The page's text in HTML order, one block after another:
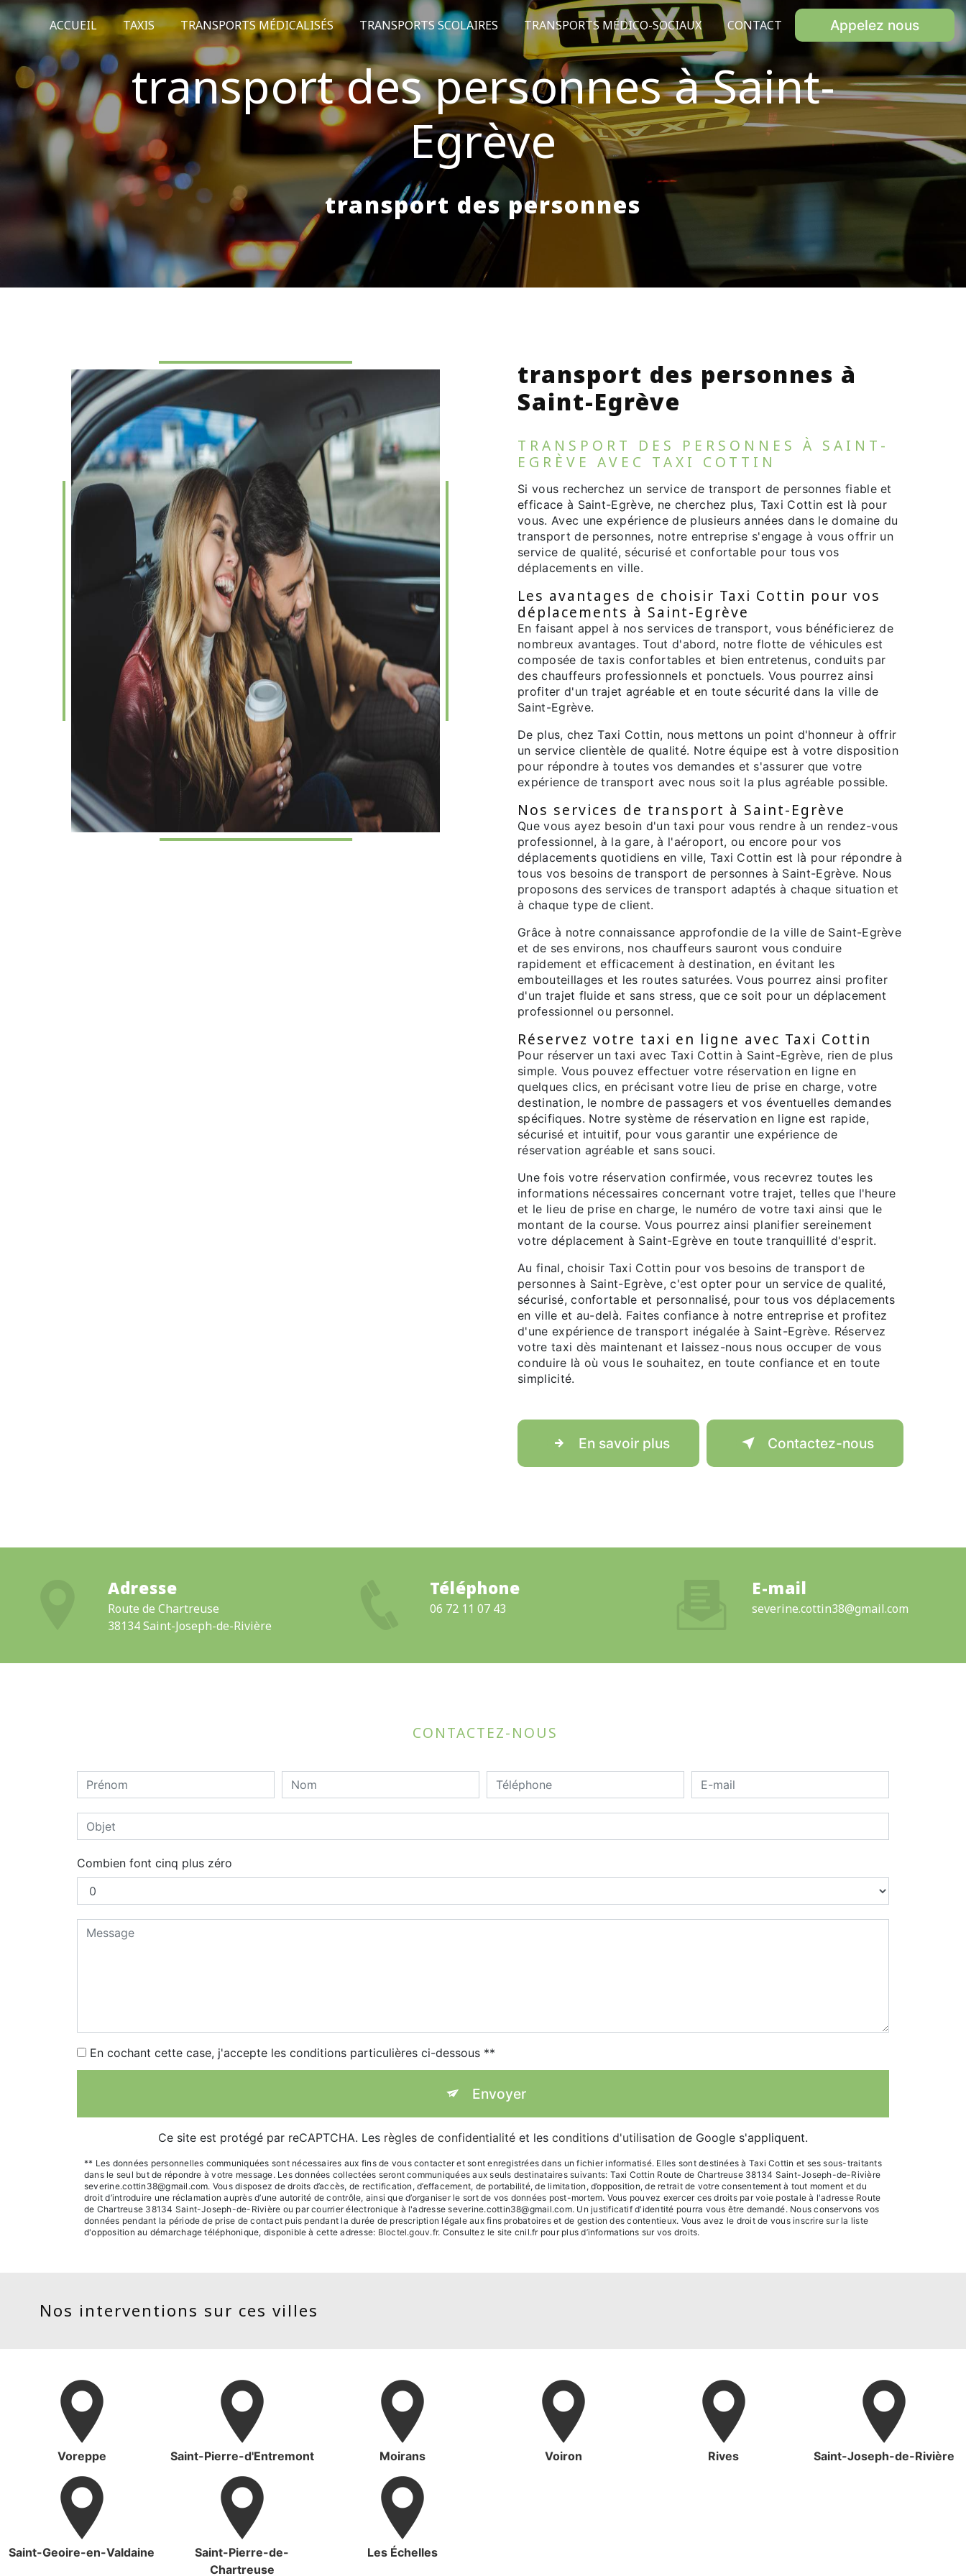
ACCUEIL TAXIS TRANSPORTS MÉDICALISÉS TRANSPORTS SCOLAIRES TRANSPORTS MÉDICO-SOCIAUX CONTACT Appelez nous
transport des personnes à Saint-
Egrève
transport des personnes
transport des personnes à
Saint-Egrève
TRANSPORT DES PERSONNES À SAINT-
EGRÈVE AVEC TAXI COTTIN
Si vous recherchez un service de transport de personnes fiable et
efficace à Saint-Egrève, ne cherchez plus, Taxi Cottin est là pour
vous. Avec une expérience de plusieurs années dans le domaine du
transport de personnes, notre entreprise s'engage à vous offrir un
service de qualité, sécurisé et confortable pour tous vos
déplacements en ville.
Les avantages de choisir Taxi Cottin pour vos
déplacements à Saint-Egrève
En faisant appel à nos services de transport, vous bénéficierez de
nombreux avantages. Tout d'abord, notre flotte de véhicules est
composée de taxis confortables et bien entretenus, conduits par
des chauffeurs professionnels et ponctuels. Vous pourrez ainsi
profiter d'un trajet agréable et en toute sécurité dans la ville de
Saint-Egrève.
De plus, chez Taxi Cottin, nous mettons un point d'honneur à offrir
un service clientèle de qualité. Notre équipe est à votre disposition
pour répondre à toutes vos demandes et s'assurer que votre
expérience de transport avec nous soit la plus agréable possible.
Nos services de transport à Saint-Egrève
Que vous ayez besoin d'un taxi pour vous rendre à un rendez-vous
professionnel, à la gare, à l'aéroport, ou encore pour vos
déplacements quotidiens en ville, Taxi Cottin est là pour répondre à
tous vos besoins de transport de personnes à Saint-Egrève. Nous
proposons des services de transport adaptés à chaque situation et
à chaque type de client.
Grâce à notre connaissance approfondie de la ville de Saint-Egrève
et de ses environs, nos chauffeurs sauront vous conduire
rapidement et efficacement à destination, en évitant les
embouteillages et les routes saturées. Vous pourrez ainsi profiter
d'un trajet fluide et sans stress, que ce soit pour un déplacement
professionnel ou personnel.
Réservez votre taxi en ligne avec Taxi Cottin
Pour réserver un taxi avec Taxi Cottin à Saint-Egrève, rien de plus
simple. Vous pouvez effectuer votre réservation en ligne en
quelques clics, en précisant votre lieu de prise en charge, votre
destination, le nombre de passagers et vos éventuelles demandes
spécifiques. Notre système de réservation en ligne est rapide,
sécurisé et intuitif, pour vous garantir une expérience de
réservation agréable et sans souci.
Une fois votre réservation confirmée, vous recevrez toutes les
informations nécessaires concernant votre trajet, telles que l'heure
et le lieu de prise en charge, le numéro de votre taxi ainsi que le
montant de la course. Vous pourrez ainsi planifier sereinement
votre déplacement à Saint-Egrève en toute tranquillité d'esprit.
Au final, choisir Taxi Cottin pour vos besoins de transport de
personnes à Saint-Egrève, c'est opter pour un service de qualité,
sécurisé, confortable et personnalisé, pour tous vos déplacements
en ville et au-delà. Faites confiance à notre entreprise et profitez
d'une expérience de transport inégalée à Saint-Egrève. Réservez
votre taxi dès maintenant et laissez-nous nous occuper de vous
conduire là où vous le souhaitez, en toute confiance et en toute
simplicité.
En savoir plus Contactez-nous
Adresse
Route de Chartreuse
38134 Saint-Joseph-de-Rivière
Téléphone
06 72 11 07 43
E-mail
severine.cottin38@gmail.com
CONTACTEZ-NOUS
Combien font cinq plus zéro
En cochant cette case, j'accepte les conditions particulières ci-dessous **
Envoyer
Ce site est protégé par reCAPTCHA. Les règles de confidentialité et les conditions d'utilisation de Google s'appliquent.
** Les données personnelles communiquées sont nécessaires aux fins de vous contacter et sont enregistrées dans un fichier informatisé. Elles sont destinées à Taxi Cottin et ses sous-traitants
dans le seul but de répondre à votre message. Les données collectées seront communiquées aux seuls destinataires suivants: Taxi Cottin Route de Chartreuse 38134 Saint-Joseph-de-Rivière
severine.cottin38@gmail.com. Vous disposez de droits d’accès, de rectification, d’effacement, de portabilité, de limitation, d’opposition, de retrait de votre consentement à tout moment et du
droit d’introduire une réclamation auprès d’une autorité de contrôle, ainsi que d’organiser le sort de vos données post-mortem. Vous pouvez exercer ces droits par voie postale à l'adresse Route
de Chartreuse 38134 Saint-Joseph-de-Rivière ou par courrier électronique à l'adresse severine.cottin38@gmail.com. Un justificatif d'identité pourra vous être demandé. Nous conservons vos
données pendant la période de prise de contact puis pendant la durée de prescription légale aux fins probatoires et de gestion des contentieux. Vous avez le droit de vous inscrire sur la liste
d'opposition au démarchage téléphonique, disponible à cette adresse: Bloctel.gouv.fr. Consultez le site cnil.fr pour plus d’informations sur vos droits.
Nos interventions sur ces villes
Voreppe Saint-Pierre-d'Entremont Moirans Voiron Rives Saint-Joseph-de-Rivière
Saint-Geoire-en-Valdaine
Saint-Pierre-de-
Chartreuse
Les Échelles
Panneau de gestion des cookies